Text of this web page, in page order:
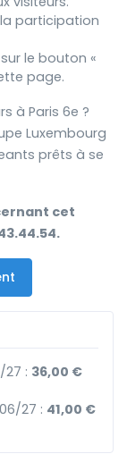
participation
le bouton «
page.
à Paris 6e ?
Luxembourg
prêts à se
cet
: 36,00 €
27 : 41,00 €